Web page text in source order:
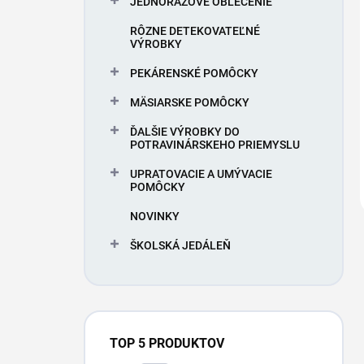
RÔZNE DETEKOVATEĽNÉ
VÝROBKY
PEKÁRENSKÉ POMÔCKY
MÄSIARSKE POMÔCKY
ĎALŠIE VÝROBKY DO
POTRAVINÁRSKEHO PRIEMYSLU
UPRATOVACIE A UMÝVACIE
POMÔCKY
NOVINKY
ŠKOLSKÁ JEDÁLEŇ
TOP 5 PRODUKTOV